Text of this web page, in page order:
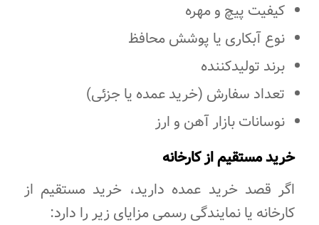
کیفیت پیچ و مهره
نوع آبکاری یا پوشش محافظ
برند تولیدکننده
تعداد سفارش (خرید عمده یا جزئی)
نوسانات بازار آهن و ارز
خرید مستقیم از کارخانه
اگر قصد خرید عمده دارید، خرید مستقیم از
کارخانه یا نمایندگی رسمی مزایای زیر را دارد: